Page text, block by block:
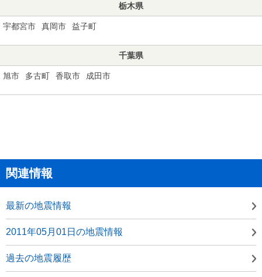
栃木県
宇都宮市 真岡市 益子町
千葉県
旭市 多古町 香取市 成田市
関連情報
最新の地震情報
2011年05月01日の地震情報
過去の地震履歴